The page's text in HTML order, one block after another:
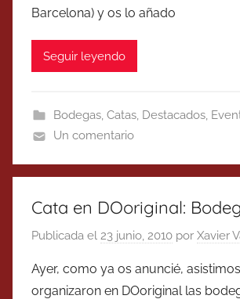
Barcelona) y os lo añado
Seguir leyendo
Bodegas, Catas, Destacados,
Un comentario
Cata en DOoriginal:
Publicada el 23 junio, 2010 por Xavier
Ayer, como ya os anuncié,
organizaron en DOoriginal las